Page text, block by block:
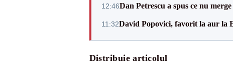
12:46Dan Petrescu a spus ce nu
11:32David Popovici, favorit la aur la
Distribuie articolul